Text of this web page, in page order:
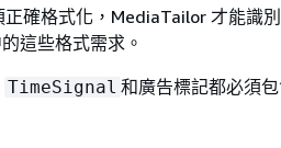
確格式化，MediaTailor 才能識
這些格式需求。
TimeSignal 和廣告標記都必須